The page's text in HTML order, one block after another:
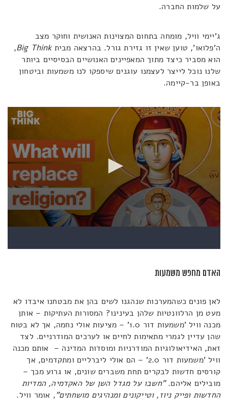
על שלמות החברה.
ג'יימי וויל, מומחה בתחום המצוינות האנושית וחוקר מצב
ה'פלואו', טוען שאין זו גזירת גורל. בהרצאה מביתBig Think
,
הוא מסביר כיצד מתוך המאפיינים האנושיים הבסיסיים ביותר
שלנו נוכל לייצר לעצמנו עוגנים שיספקו לנו משמעות וביטחון
באופן בר-קיימה.
האדם מחפש משמעות
לאן פונים כשהמערכות שנהגנו לשים בהן את מבטחנו איבדו לא
מעט מן הרלוונטיות שלהן בעינינו? המסורות העתיקות – אותן
מכנה וויל 'משמעות דור 1.0' – מציעות אולי נחמה, אך לא בטוח
שהן עדיין לגמרי מתאימות לחיים או לערכים המודרניים. לצד
זאת, האידיאולוגיות המודרניות ומוסדות המדינה – אותם מכנה
וויל 'משמעות דור 2.0' – הם אולי ליברליים ומתקדמים, אך
קורסים חדשות לבקרים תחת משברים שונים, או גרוע מכך –
מובילים אליהם."חשבו על מגדל השן של האקדמיה, המדיות
החדשות ופייק ניוז, וטייקונים ומנהיגים מושחתים", אומר וויל.